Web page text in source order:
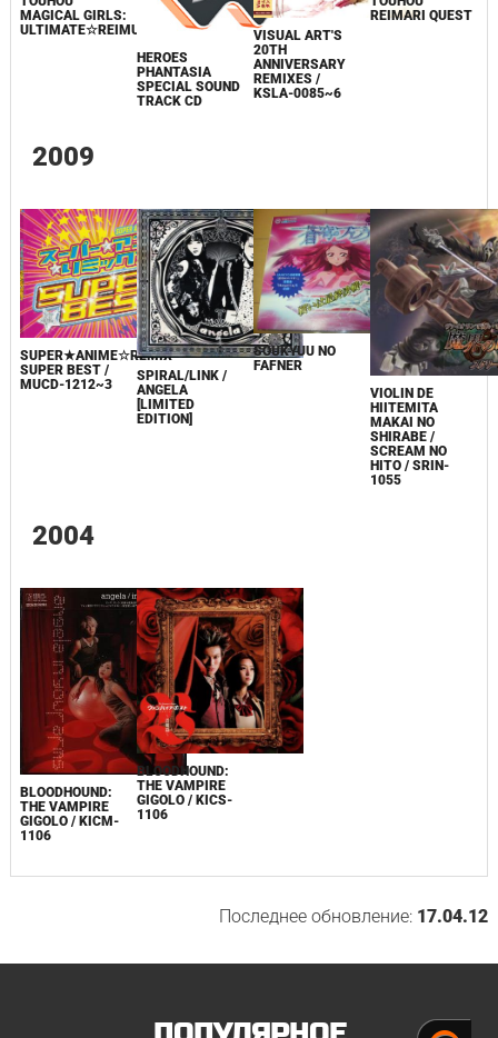
MAGICAL GIRLS:
ULTIMATE☆REIMU
HEROES
PHANTASIA
SPECIAL SOUND
TRACK CD
VISUAL ART'S
20TH
ANNIVERSARY
REMIXES /
KSLA-0085~6
REIMARI QUEST
2009
SUPER★ANIME☆REMIX
SUPER BEST /
MUCD-1212~3
SPIRAL/LINK /
ANGELA
[LIMITED
EDITION]
SOUKYUU NO
FAFNER
VIOLIN DE
HIITEMITA
MAKAI NO
SHIRABE /
SCREAM NO
HITO / SRIN-
1055
2004
BLOODHOUND:
THE VAMPIRE
GIGOLO / KICM-
1106
BLOODHOUND:
THE VAMPIRE
GIGOLO / KICS-
1106
Последнее обновление: 17.04.12